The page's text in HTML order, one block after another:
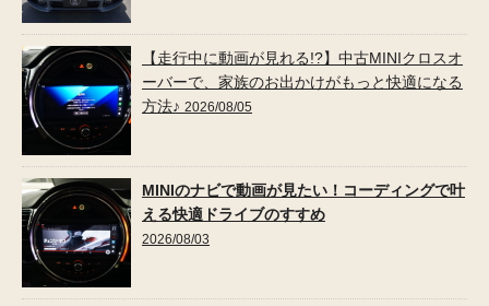
【走行中に動画が見れる!?】中古MINIクロスオ
ーバーで、家族のお出かけがもっと快適になる
方法♪ 2026/08/05
MINIのナビで動画が見たい！コーディングで叶
える快適ドライブのすすめ
2026/08/03